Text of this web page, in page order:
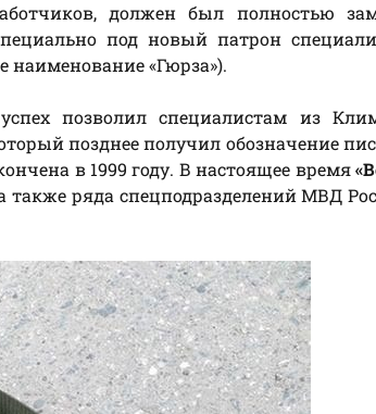
должен был полностью
под новый патрон
«Гюрза»).
позволил специалистам из
позднее получил обозначение
в 1999 году. В настоящее время
ряда спецподразделений МВД